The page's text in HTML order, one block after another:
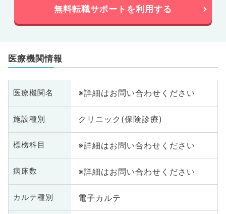
無料転職サポートを利用する
医療機関情報
医療機関名 ※詳細はお問い合わせください
施設種別 クリニック(保険診療)
標榜科目 ※詳細はお問い合わせください
病床数 ※詳細はお問い合わせください
カルテ種別 電子カルテ